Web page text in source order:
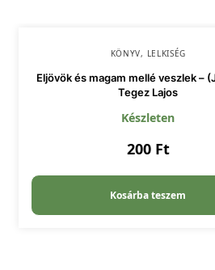
KÖNYV, LELKISÉG
Eljövök és magam mellé veszlek –
Tegez Lajos
Készleten
200 Ft
Kosárba teszem